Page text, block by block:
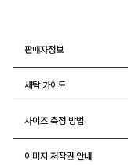
판매자정보
세탁 가이드
사이즈 측정 방법
이미지 저작권 안내